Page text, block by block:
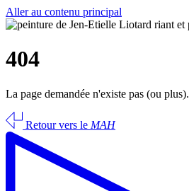
Aller au contenu principal
404
La page demandée n'existe pas (ou plus).
Retour vers le MAH